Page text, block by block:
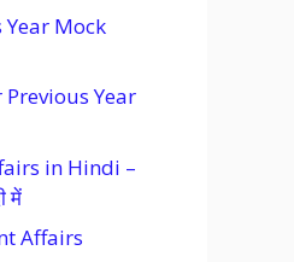
Year Mock
Previous Year
in Hindi –
में
Affairs